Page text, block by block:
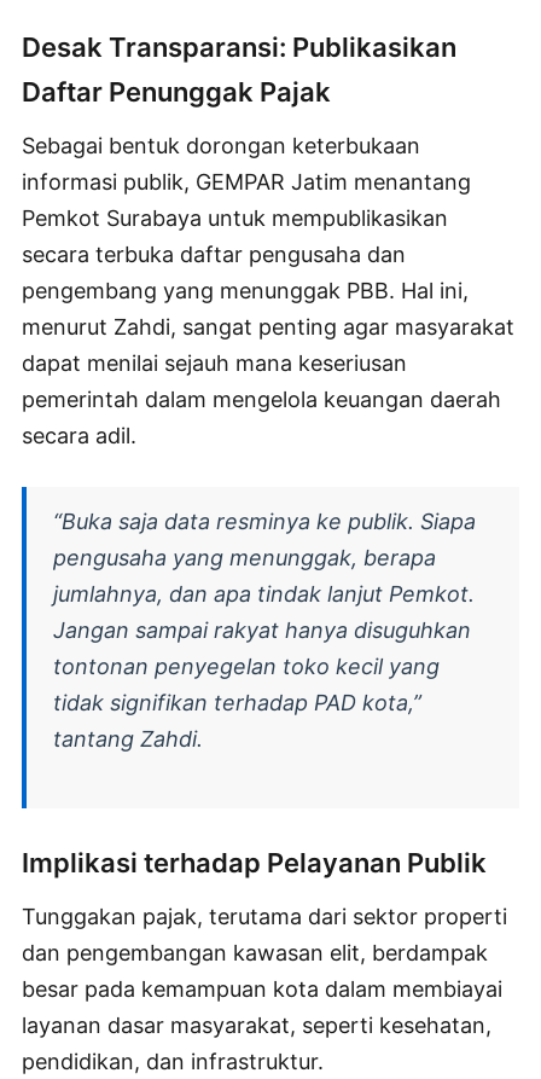
Desak Transparansi: Publikasikan
Daftar Penunggak Pajak
Sebagai bentuk dorongan keterbukaan
informasi publik, GEMPAR Jatim menantang
Pemkot Surabaya untuk mempublikasikan
secara terbuka daftar pengusaha dan
pengembang yang menunggak PBB. Hal ini,
menurut Zahdi, sangat penting agar masyarakat
dapat menilai sejauh mana keseriusan
pemerintah dalam mengelola keuangan daerah
secara adil.
“Buka saja data resminya ke publik. Siapa
pengusaha yang menunggak, berapa
jumlahnya, dan apa tindak lanjut Pemkot.
Jangan sampai rakyat hanya disuguhkan
tontonan penyegelan toko kecil yang
tidak signifikan terhadap PAD kota,”
tantang Zahdi.
Implikasi terhadap Pelayanan Publik
Tunggakan pajak, terutama dari sektor properti
dan pengembangan kawasan elit, berdampak
besar pada kemampuan kota dalam membiayai
layanan dasar masyarakat, seperti kesehatan,
pendidikan, dan infrastruktur.